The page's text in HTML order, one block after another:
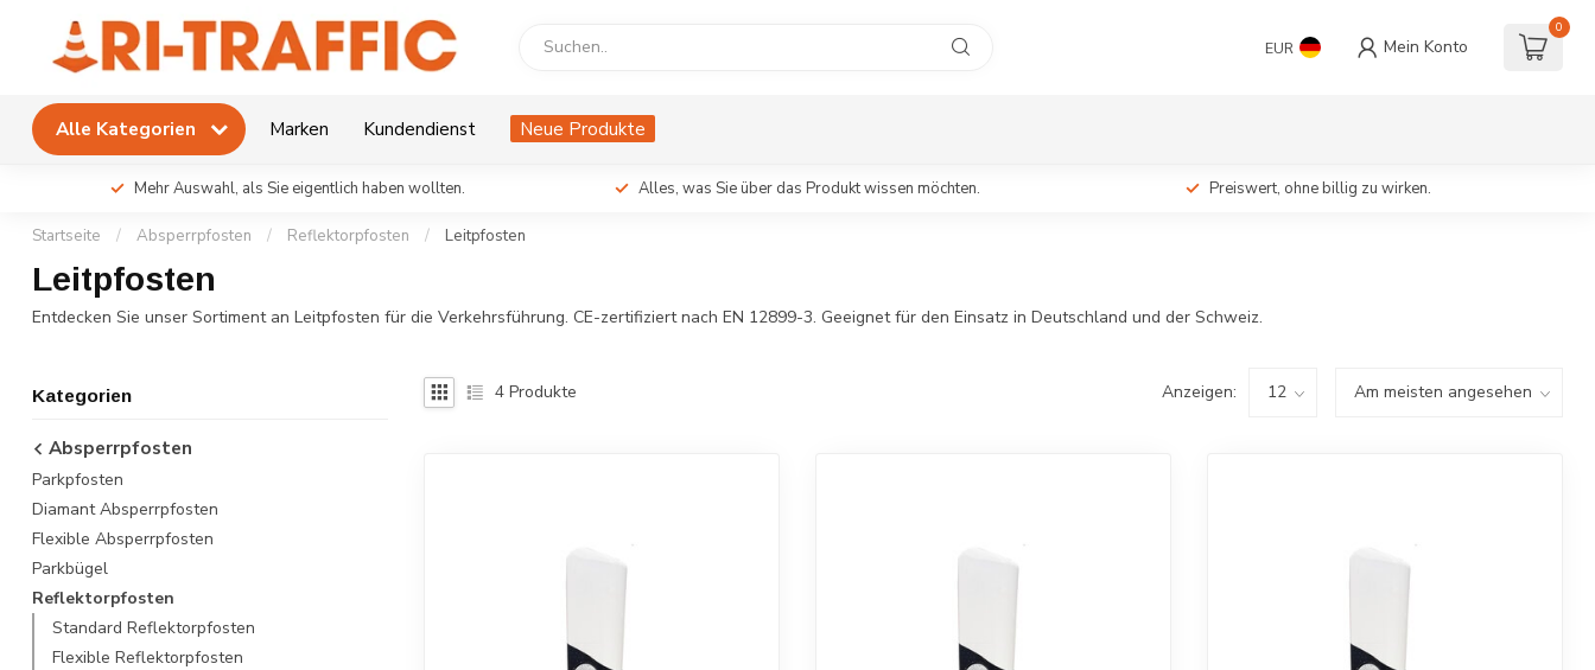
EUR Mein Konto
0
Alle Kategorien Marken Kundendienst Neue Produkte
Mehr Auswahl, als Sie eigentlich haben wollten. Alles, was Sie über das Produkt wissen möchten. Preiswert, ohne billig zu wirken.
Startseite / Absperrpfosten / Reflektorpfosten / Leitpfosten
Leitpfosten
Entdecken Sie unser Sortiment an Leitpfosten für die Verkehrsführung. CE-zertifiziert nach EN 12899-3. Geeignet für den Einsatz in Deutschland und der Schweiz.
Kategorien
Absperrpfosten
Parkpfosten
Diamant Absperrpfosten
Flexible Absperrpfosten
Parkbügel
Reflektorpfosten
Standard Reflektorpfosten
Flexible Reflektorpfosten
4 Produkte Anzeigen: